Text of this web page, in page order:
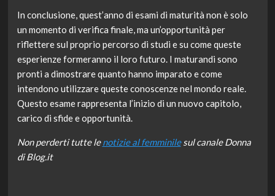
In conclusione, quest’anno di esami di maturità non è solo
un momento di verifica finale, ma un’opportunità per
riflettere sul proprio percorso di studi e su come queste
esperienze formeranno il loro futuro. I maturandi sono
pronti a dimostrare quanto hanno imparato e come
intendono utilizzare queste conoscenze nel mondo reale.
Questo esame rappresenta l’inizio di un nuovo capitolo,
carico di sfide e opportunità.
Non perderti tutte lenotizie al femminilesul canale Donna
di Blog.it